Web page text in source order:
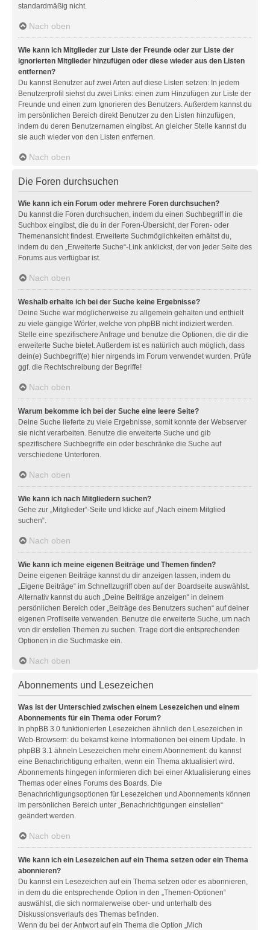
standardmäßig nicht.
Nach oben
Wie kann ich Mitglieder zur Liste der Freunde oder zur Liste der
ignorierten Mitglieder hinzufügen oder diese wieder aus den Listen
entfernen?
Du kannst Benutzer auf zwei Arten auf diese Listen setzen: In jedem
Benutzerprofil siehst du zwei Links: einen zum Hinzufügen zur Liste der
Freunde und einen zum Ignorieren des Benutzers. Außerdem kannst du
im persönlichen Bereich direkt Benutzer zu den Listen hinzufügen,
indem du deren Benutzernamen eingibst. An gleicher Stelle kannst du
sie auch wieder von den Listen entfernen.
Nach oben
Die Foren durchsuchen
Wie kann ich ein Forum oder mehrere Foren durchsuchen?
Du kannst die Foren durchsuchen, indem du einen Suchbegriff in die
Suchbox eingibst, die du in der Foren-Übersicht, der Foren- oder
Themenansicht findest. Erweiterte Suchmöglichkeiten erhältst du,
indem du den „Erweiterte Suche“-Link anklickst, der von jeder Seite des
Forums aus verfügbar ist.
Nach oben
Weshalb erhalte ich bei der Suche keine Ergebnisse?
Deine Suche war möglicherweise zu allgemein gehalten und enthielt
zu viele gängige Wörter, welche von phpBB nicht indiziert werden.
Stelle eine spezifischere Anfrage und benutze die Optionen, die dir die
erweiterte Suche bietet. Außerdem ist es natürlich auch möglich, dass
dein(e) Suchbegriff(e) hier nirgends im Forum verwendet wurden. Prüfe
ggf. die Rechtschreibung der Begriffe!
Nach oben
Warum bekomme ich bei der Suche eine leere Seite?
Deine Suche lieferte zu viele Ergebnisse, somit konnte der Webserver
sie nicht verarbeiten. Benutze die erweiterte Suche und gib
spezifischere Suchbegriffe ein oder beschränke die Suche auf
verschiedene Unterforen.
Nach oben
Wie kann ich nach Mitgliedern suchen?
Gehe zur „Mitglieder“-Seite und klicke auf „Nach einem Mitglied
suchen“.
Nach oben
Wie kann ich meine eigenen Beiträge und Themen finden?
Deine eigenen Beiträge kannst du dir anzeigen lassen, indem du
„Eigene Beiträge“ im Schnellzugriff oben auf der Boardseite auswählst.
Alternativ kannst du auch „Deine Beiträge anzeigen“ in deinem
persönlichen Bereich oder „Beiträge des Benutzers suchen“ auf deiner
eigenen Profilseite verwenden. Benutze die erweiterte Suche, um nach
von dir erstellen Themen zu suchen. Trage dort die entsprechenden
Optionen in die Suchmaske ein.
Nach oben
Abonnements und Lesezeichen
Was ist der Unterschied zwischen einem Lesezeichen und einem
Abonnements für ein Thema oder Forum?
In phpBB 3.0 funktionierten Lesezeichen ähnlich den Lesezeichen in
Web-Browsern: du bekamst keine Informationen bei einem Update. In
phpBB 3.1 ähneln Lesezeichen mehr einem Abonnement: du kannst
eine Benachrichtigung erhalten, wenn ein Thema aktualisiert wird.
Abonnements hingegen informieren dich bei einer Aktualisierung eines
Themas oder eines Forums des Boards. Die
Benachrichtigungsoptionen für Lesezeichen und Abonnements können
im persönlichen Bereich unter „Benachrichtigungen einstellen“
geändert werden.
Nach oben
Wie kann ich ein Lesezeichen auf ein Thema setzen oder ein Thema
abonnieren?
Du kannst ein Lesezeichen auf ein Thema setzen oder es abonnieren,
in dem du die entsprechende Option in den „Themen-Optionen“
auswählst, die sich normalerweise ober- und unterhalb des
Diskussionsverlaufs des Themas befinden.
Wenn du bei der Antwort auf ein Thema die Option „Mich